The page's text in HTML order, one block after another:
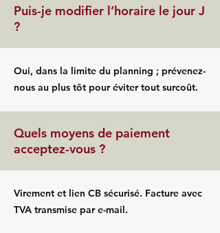
Puis-je modifier l’horaire le jour J
?
Oui, dans la limite du planning ; prévenez-
nous au plus tôt pour éviter tout surcoût.
Quels moyens de paiement
acceptez-vous ?
Virement et lien CB sécurisé. Facture avec
TVA transmise par e-mail.